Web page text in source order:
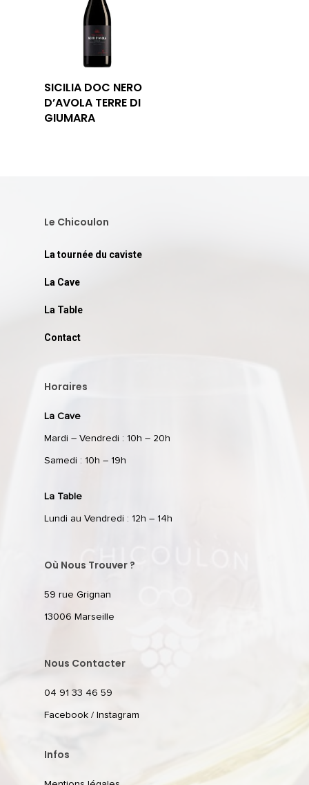
SICILIA DOC NERO
D’AVOLA TERRE DI
GIUMARA
Le Chicoulon
La tournée du caviste
La Cave
La Table
Contact
Horaires
La Cave
Mardi – Vendredi : 10h – 20h
Samedi : 10h – 19h
La Table
Lundi au Vendredi : 12h – 14h
Où Nous Trouver ?
59 rue Grignan
13006 Marseille
Nous Contacter
04 91 33 46 59
Facebook / Instagram
Infos